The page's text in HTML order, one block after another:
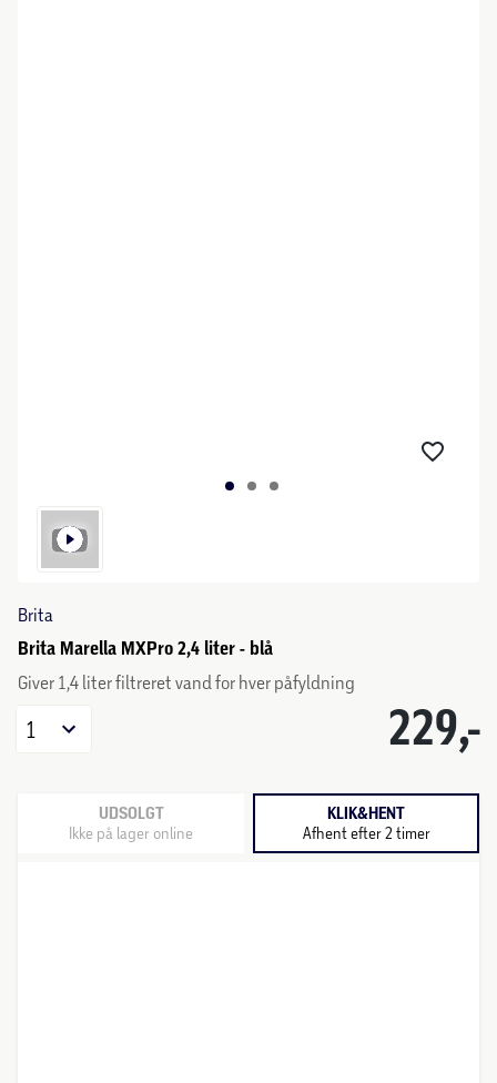
Brita
Brita Marella MXPro 2,4 liter - blå
Giver 1,4 liter filtreret vand for hver påfyldning
229,-
1
UDSOLGT
Ikke på lager online
KLIK&HENT
Afhent efter 2 timer